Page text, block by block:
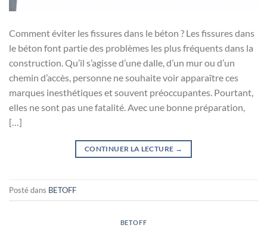
Comment éviter les fissures dans le béton ? Les fissures dans
le béton font partie des problèmes les plus fréquents dans la
construction. Qu’il s’agisse d’une dalle, d’un mur ou d’un
chemin d’accès, personne ne souhaite voir apparaître ces
marques inesthétiques et souvent préoccupantes. Pourtant,
elles ne sont pas une fatalité. Avec une bonne préparation,
[…]
CONTINUER LA LECTURE →
Posté dans BETOFF
BETOFF